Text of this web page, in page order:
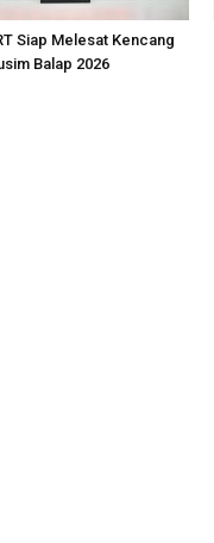
Siap Melesat Kencang
Balap 2026